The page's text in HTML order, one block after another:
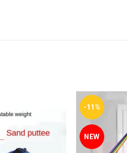
-11%
NEW